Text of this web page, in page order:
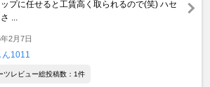
プに任せると工賃高く取られるので(笑) ハセ
...
2月7日
ん1011
ツレビュー総投稿数：1件